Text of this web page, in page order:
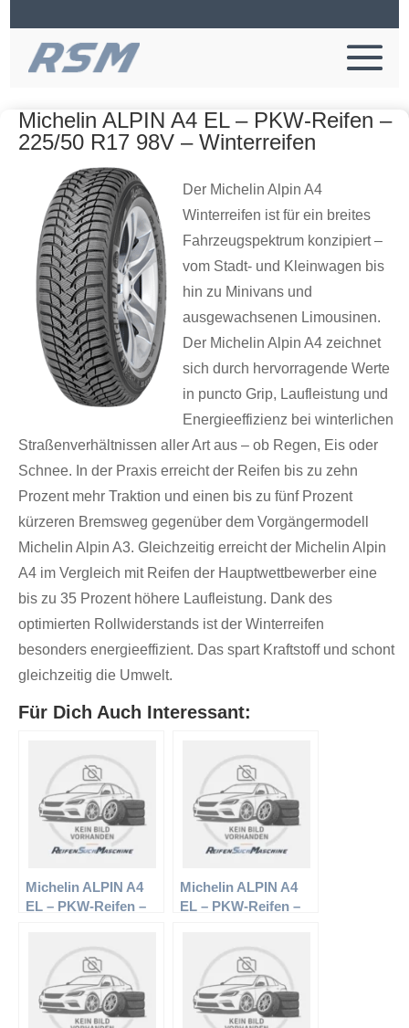
Michelin ALPIN A4 EL – PKW-Reifen –
225/50 R17 98V – Winterreifen
Der Michelin Alpin A4
Winterreifen ist für ein breites
Fahrzeugspektrum konzipiert –
vom Stadt- und Kleinwagen bis
hin zu Minivans und
ausgewachsenen Limousinen.
Der Michelin Alpin A4 zeichnet
sich durch hervorragende Werte
in puncto Grip, Laufleistung und
Energieeffizienz bei winterlichen
Straßenverhältnissen aller Art aus – ob Regen, Eis oder
Schnee. In der Praxis erreicht der Reifen bis zu zehn
Prozent mehr Traktion und einen bis zu fünf Prozent
kürzeren Bremsweg gegenüber dem Vorgängermodell
Michelin Alpin A3. Gleichzeitig erreicht der Michelin Alpin
A4 im Vergleich mit Reifen der Hauptwettbewerber eine
bis zu 35 Prozent höhere Laufleistung. Dank des
optimierten Rollwiderstands ist der Winterreifen
besonders energieeffizient. Das spart Kraftstoff und schont
gleichzeitig die Umwelt.
Für Dich Auch Interessant:
Michelin ALPIN A4
EL – PKW-Reifen –
Michelin ALPIN A4
EL – PKW-Reifen –